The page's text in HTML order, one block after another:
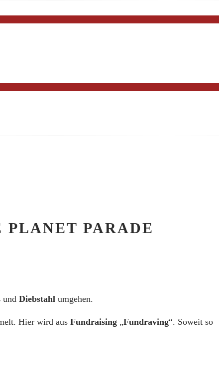
PARADE
und Diebstahl umgehen.
Hier wird aus Fundraising „Fundraving“. Soweit so